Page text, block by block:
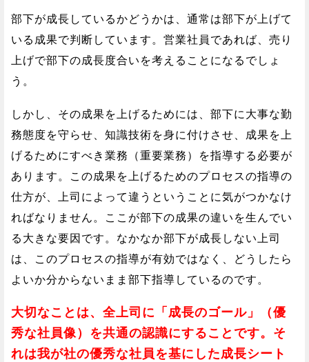
部下が成長しているかどうかは、通常は部下が上げて
いる成果で判断しています。営業社員であれば、売り
上げで部下の成長度合いを考えることになるでしょ
う。
しかし、その成果を上げるためには、部下に大事な勤
務態度を守らせ、知識技術を身に付けさせ、成果を上
げるためにすべき業務（重要業務）を指導する必要が
あります。この成果を上げるためのプロセスの指導の
仕方が、上司によって違うということに気がつかなけ
ればなりません。ここが部下の成果の違いを生んでい
る大きな要因です。なかなか部下が成長しない上司
は、このプロセスの指導が有効ではなく、どうしたら
よいか分からないまま部下指導しているのです。
大切なことは、全上司に「成長のゴール」（優
秀な社員像）を共通の認識にすることです。そ
れは我が社の優秀な社員を基にした成長シート